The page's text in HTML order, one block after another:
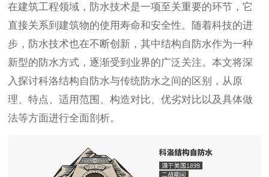
在建筑工程领域，防水技术是一项至关重要的环节，它
直接关系到建筑物的使用寿命和安全性。随着科技的进
步，防水技术也在不断创新，其中结构自防水作为一种
新型的防水方式，逐渐受到业界的广泛关注。本文将深
入探讨科洛结构自防水与传统防水之间的区别，从原
理、特点、适用范围、构造对比、优劣对比以及具体做
法等方面进行全面剖析。